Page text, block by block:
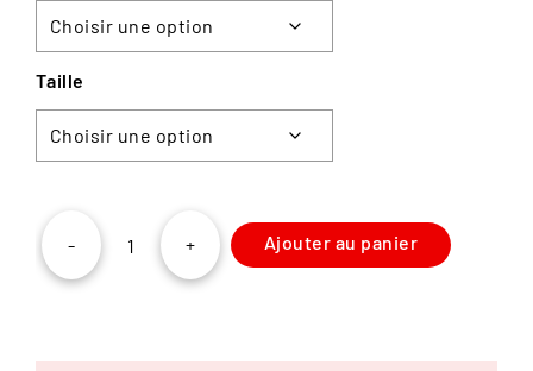
Taille
-
quantité
+ Ajouter au panier